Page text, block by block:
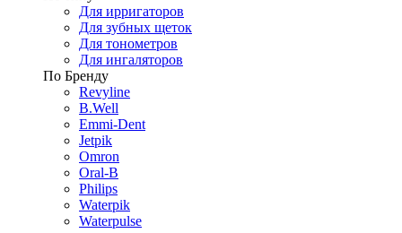
Для ирригаторов
Для зубных щеток
Для тонометров
Для ингаляторов
По Бренду
Revyline
B.Well
Emmi-Dent
Jetpik
Omron
Oral-B
Philips
Waterpik
Waterpulse